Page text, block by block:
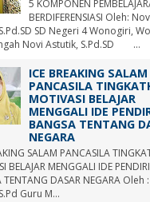
5 KOMPONEN
BERDIFERENSIASI Oleh:
SD Negeri 4 Wonogiri,
Novi Astutik, S.Pd.SD ...
ICE BREAKING SALAM
PANCASILA
MOTIVASI BELAJAR
MENGGALI IDE
BANGSA TENTANG
NEGARA
SALAM PANCASILA
BELAJAR MENGGALI IDE PENDIRI
TENTANG DASAR NEGARA Oleh
Guru M...